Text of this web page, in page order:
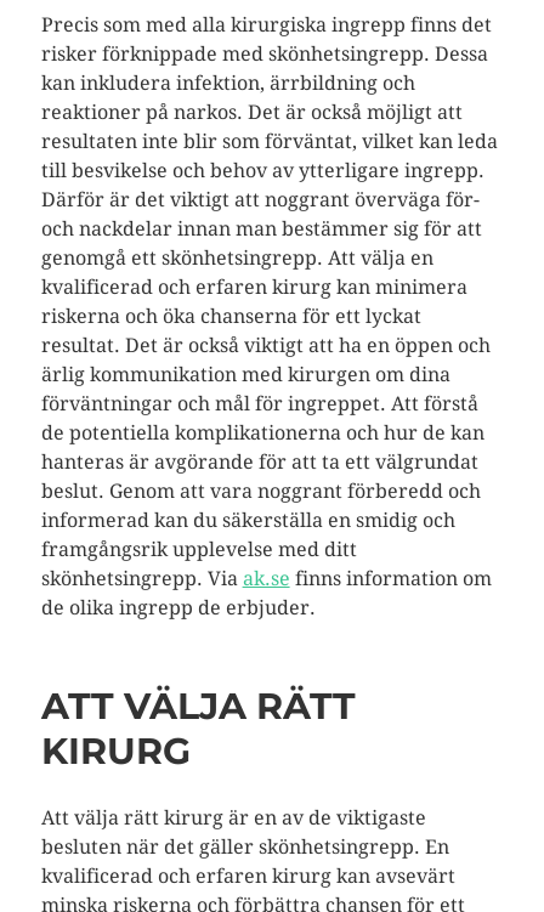
Precis som med alla kirurgiska ingrepp finns det
risker förknippade med skönhetsingrepp. Dessa
kan inkludera infektion, ärrbildning och
reaktioner på narkos. Det är också möjligt att
resultaten inte blir som förväntat, vilket kan leda
till besvikelse och behov av ytterligare ingrepp.
Därför är det viktigt att noggrant överväga för-
och nackdelar innan man bestämmer sig för att
genomgå ett skönhetsingrepp. Att välja en
kvalificerad och erfaren kirurg kan minimera
riskerna och öka chanserna för ett lyckat
resultat. Det är också viktigt att ha en öppen och
ärlig kommunikation med kirurgen om dina
förväntningar och mål för ingreppet. Att förstå
de potentiella komplikationerna och hur de kan
hanteras är avgörande för att ta ett välgrundat
beslut. Genom att vara noggrant förberedd och
informerad kan du säkerställa en smidig och
framgångsrik upplevelse med ditt
skönhetsingrepp. Via ak.se finns information om
de olika ingrepp de erbjuder.
ATT VÄLJA RÄTT
KIRURG
Att välja rätt kirurg är en av de viktigaste
besluten när det gäller skönhetsingrepp. En
kvalificerad och erfaren kirurg kan avsevärt
minska riskerna och förbättra chansen för ett